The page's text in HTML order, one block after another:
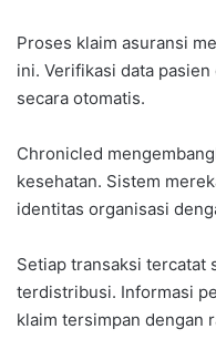
Proses klaim asuransi
ini. Verifikasi data
secara otomatis.
Chronicled
kesehatan. Sistem
identitas organisasi
Setiap transaksi tercatat
terdistribusi. Informasi
klaim tersimpan dengan